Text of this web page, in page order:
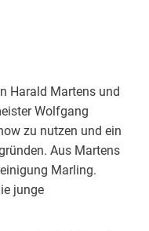
Harald Martens und
Wolfgang
zu nutzen und ein
Aus Martens
Marling.
junge